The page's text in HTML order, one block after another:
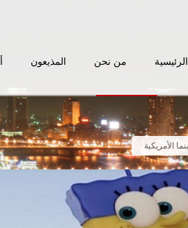
الرئيسية من نحن المذيعون